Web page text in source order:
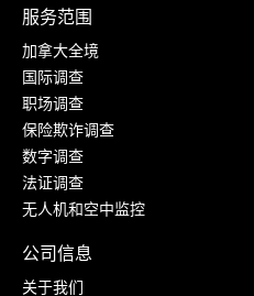
服务范围
加拿大全境
国际调查
职场调查
保险欺诈调查
数字调查
法证调查
无人机和空中监控
公司信息
关于我们